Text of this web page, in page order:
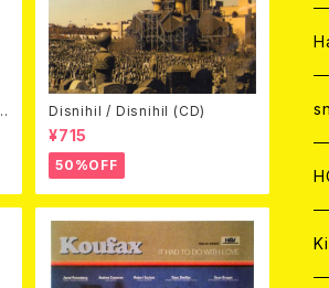
Disnihil / Disnihil (CD)
¥715
50%OFF